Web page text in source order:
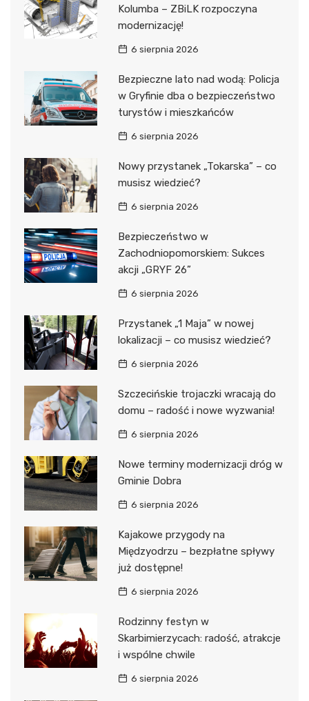
Kolumba – ZBiLK rozpoczyna
modernizację!
6 sierpnia 2026
Bezpieczne lato nad wodą: Policja
w Gryfinie dba o bezpieczeństwo
turystów i mieszkańców
6 sierpnia 2026
Nowy przystanek „Tokarska” – co
musisz wiedzieć?
6 sierpnia 2026
Bezpieczeństwo w
Zachodniopomorskiem: Sukces
akcji „GRYF 26”
6 sierpnia 2026
Przystanek „1 Maja” w nowej
lokalizacji – co musisz wiedzieć?
6 sierpnia 2026
Szczecińskie trojaczki wracają do
domu – radość i nowe wyzwania!
6 sierpnia 2026
Nowe terminy modernizacji dróg w
Gminie Dobra
6 sierpnia 2026
Kajakowe przygody na
Międzyodrzu – bezpłatne spływy
już dostępne!
6 sierpnia 2026
Rodzinny festyn w
Skarbimierzycach: radość, atrakcje
i wspólne chwile
6 sierpnia 2026